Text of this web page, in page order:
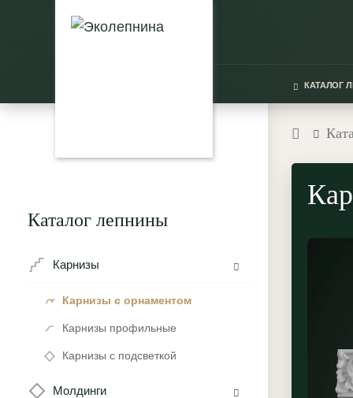
КАТАЛОГ
Каталог лепнины
Карнизы
Карнизы с орнаментом
Карнизы профильные
Карнизы с подсветкой
Молдинги